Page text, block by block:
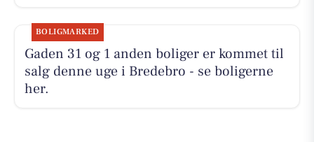
BOLIGMARKED
Gaden 31 og 1 anden boliger er kommet til
salg denne uge i Bredebro - se boligerne
her.